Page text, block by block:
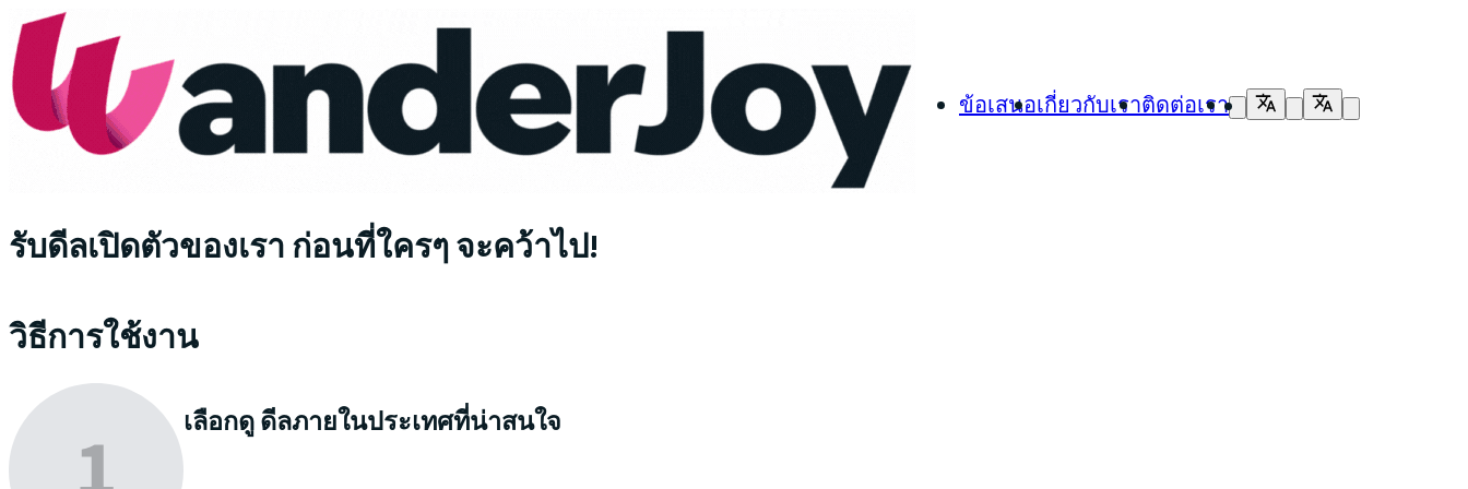
ข้อเสนอเกี่ยวกับเราติดต่อเรา
รับดีลเปิดตัวของเรา ก่อนที่ใครๆ จะคว้าไป!
วิธีการใช้งาน
เลือกดูดีลภายในประเทศที่น่าสนใจ